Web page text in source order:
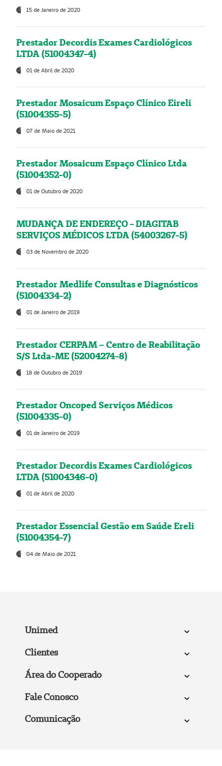
15 de Janeiro de 2020
Prestador Decordis Exames Cardiológicos
LTDA (51004347-4)
01 de Abril de 2020
Prestador Mosaicum Espaço Clínico Eireli
(51004355-5)
07 de Maio de 2021
Prestador Mosaicum Espaço Clínico Ltda
(51004352-0)
01 de Outubro de 2020
MUDANÇA DE ENDEREÇO - DIAGITAB
SERVIÇOS MÉDICOS LTDA (54003267-5)
03 de Novembro de 2020
Prestador Medlife Consultas e Diagnósticos
(51004334-2)
01 de Janeiro de 2019
Prestador CERPAM – Centro de Reabilitação
S/S Ltda-ME (52004274-8)
18 de Outubro de 2019
Prestador Oncoped Serviços Médicos
(51004335-0)
01 de Janeiro de 2019
Prestador Decordis Exames Cardiológicos
LTDA (51004346-0)
01 de Abril de 2020
Prestador Essencial Gestão em Saúde Ereli
(51004354-7)
04 de Maio de 2021
Unimed
Clientes
Área do Cooperado
Fale Conosco
Comunicação